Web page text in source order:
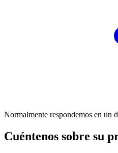
Normalmente respondemos en un
Cuéntenos sobre su